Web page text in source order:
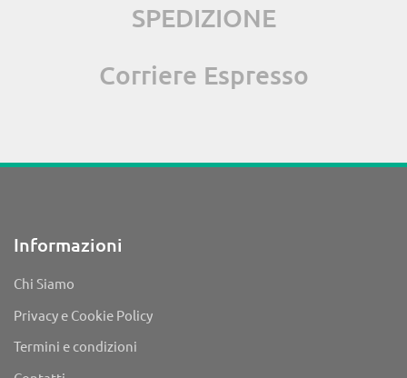
SPEDIZIONE
Corriere Espresso
Informazioni
Chi Siamo
Privacy e Cookie Policy
Termini e condizioni